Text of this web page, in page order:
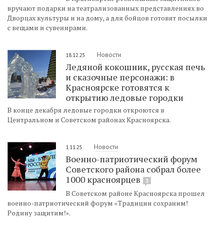
вручают подарки на театрализованных представлениях во
Дворцах культуры и на дому, а для бойцов готовят посылки
с вещами и сувенирами.
18.12.25 Новости
Ледяной кокошник, русская печь
и сказочные персонажи: в
Красноярске готовятся к
открытию ледовые городки
В конце декабря ледовые городки откроются в
Центральном и Советском районах Красноярска.
1.11.25 Новости
Военно-патриотический форум
Советского района собрал более
1000 красноярцев
3
В Советском районе Красноярска прошел
военно-патриотический форум «Традиции сохраним!
Родину защитим!».